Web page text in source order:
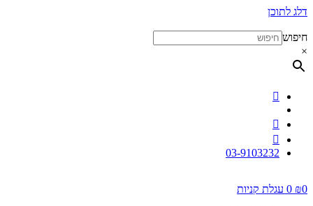
דלג לתוכן
חיפוש
×
03-9103232
₪0
0 עגלת קניות